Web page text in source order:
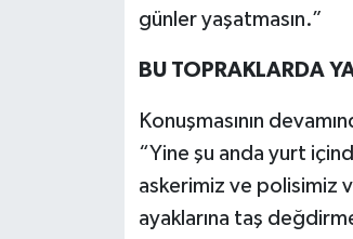
günler yaşatmasın.”
BU TOPRAKLARDA
Konuşmasının
“Yine şu anda yurt
askerimiz ve polisimiz
ayaklarına taş